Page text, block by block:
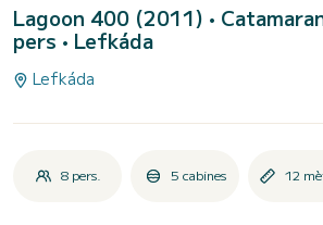
Lagoon 400 (2011) •
pers • Lefkáda
Lefkáda
8 pers. 5 cabines 12